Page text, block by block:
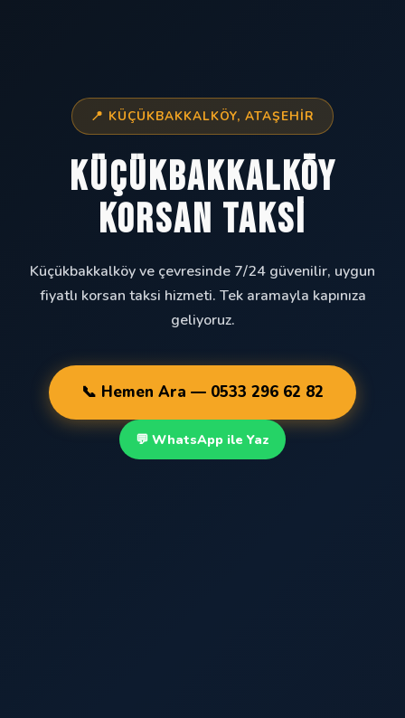
📍 KÜÇÜKBAKKALKÖY, ATAŞEHIR
Küçükbakkalköy
Korsan Taksi
Küçükbakkalköy ve çevresinde 7/24 güvenilir, uygun
fiyatlı korsan taksi hizmeti. Tek aramayla kapınıza
geliyoruz.
📞 Hemen Ara — 0533 296 62 82
💬 WhatsApp ile Yaz